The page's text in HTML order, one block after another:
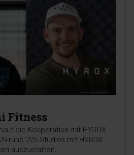
Fitness
die Kooperation mit HYROX
rund 225 Studios mit HYROX-
auszustatten.